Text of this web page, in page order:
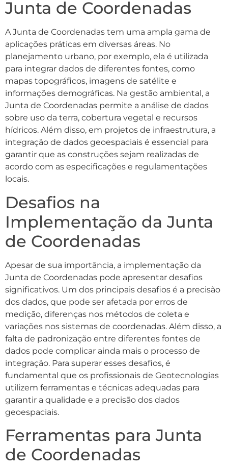
Junta de Coordenadas
A Junta de Coordenadas tem uma ampla gama de
aplicações práticas em diversas áreas. No
planejamento urbano, por exemplo, ela é utilizada
para integrar dados de diferentes fontes, como
mapas topográficos, imagens de satélite e
informações demográficas. Na gestão ambiental, a
Junta de Coordenadas permite a análise de dados
sobre uso da terra, cobertura vegetal e recursos
hídricos. Além disso, em projetos de infraestrutura, a
integração de dados geoespaciais é essencial para
garantir que as construções sejam realizadas de
acordo com as especificações e regulamentações
locais.
Desafios na
Implementação da Junta
de Coordenadas
Apesar de sua importância, a implementação da
Junta de Coordenadas pode apresentar desafios
significativos. Um dos principais desafios é a precisão
dos dados, que pode ser afetada por erros de
medição, diferenças nos métodos de coleta e
variações nos sistemas de coordenadas. Além disso, a
falta de padronização entre diferentes fontes de
dados pode complicar ainda mais o processo de
integração. Para superar esses desafios, é
fundamental que os profissionais de Geotecnologias
utilizem ferramentas e técnicas adequadas para
garantir a qualidade e a precisão dos dados
geoespaciais.
Ferramentas para Junta
de Coordenadas